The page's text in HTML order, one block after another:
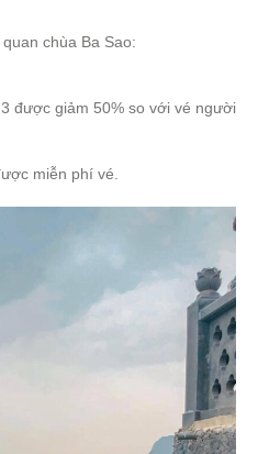
chùa Ba Sao:
được giảm 50% so với vé người
miễn phí vé.